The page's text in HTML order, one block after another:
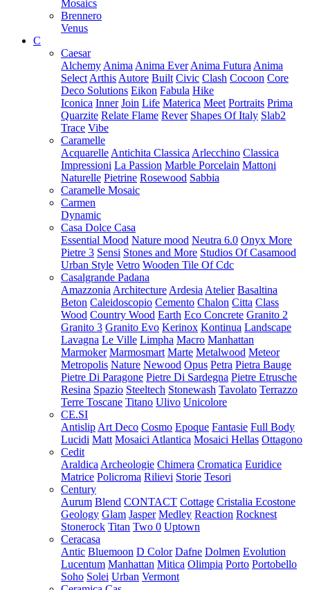
Mosaics
Brennero
Venus
C
Caesar
Alchemy Anima Anima Ever Anima Futura Anima
Select Arthis Autore Built Civic Clash Cocoon Core
Deco Solutions Eikon Fabula Hike
Iconica Inner Join Life Materica Meet Portraits Prima
Quarzite Relate Flame Rever Shapes Of Italy Slab2
Trace Vibe
Caramelle
Acquarelle Antichita Classica Arlecchino Classica
Impressioni La Passion Marble Porcelain Mattoni
Naturelle Pietrine Rosewood Sabbia
Caramelle Mosaic
Carmen
Dynamic
Casa Dolce Casa
Essential Mood Nature mood Neutra 6.0 Onyx More
Pietre 3 Sensi Stones and More Studios Of Casamood
Urban Style Vetro Wooden Tile Of Cdc
Casalgrande Padana
Amazzonia Architecture Ardesia Atelier Basaltina
Beton Caleidoscopio Cemento Chalon Citta Class
Wood Country Wood Earth Eco Concrete Granito 2
Granito 3 Granito Evo Kerinox Kontinua Landscape
Lavagna Le Ville Limpha Macro Manhattan
Marmoker Marmosmart Marte Metalwood Meteor
Metropolis Nature Newood Opus Petra Pietra Bauge
Pietre Di Paragone Pietre Di Sardegna Pietre Etrusche
Resina Spazio Steeltech Stonewash Tavolato Terrazzo
Terre Toscane Titano Ulivo Unicolore
CE.SI
Antislip Art Deco Cosmo Epoque Fantasie Full Body
Lucidi Matt Mosaici Atlantica Mosaici Hellas Ottagono
Cedit
Araldica Archeologie Chimera Cromatica Euridice
Matrice Policroma Rilievi Storie Tesori
Century
Aurum Blend CONTACT Cottage Cristalia Ecostone
Geology Glam Jasper Medley Reaction Rocknest
Stonerock Titan Two 0 Uptown
Ceracasa
Antic Bluemoon D Color Dafne Dolmen Evolution
Lucentum Manhattan Mitica Olimpia Porto Portobello
Soho Solei Urban Vermont